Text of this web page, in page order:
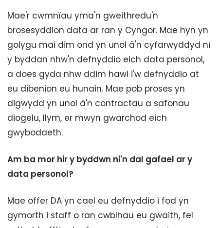
Mae'r cwmnïau yma'n gweithredu'n
brosesyddion data ar ran y Cyngor. Mae hyn yn
golygu mai dim ond yn unol â'n cyfarwyddyd ni
y byddan nhw'n defnyddio eich data personol,
a does gyda nhw ddim hawl i'w defnyddio at
eu dibenion eu hunain. Mae pob proses yn
digwydd yn unol â'n contractau a safonau
diogelu, llym, er mwyn gwarchod eich
gwybodaeth.
Am ba mor hir y byddwn ni'n dal gafael ar y
data personol?
Mae offer DA yn cael eu defnyddio i fod yn
gymorth i staff o ran cwblhau eu gwaith, fel